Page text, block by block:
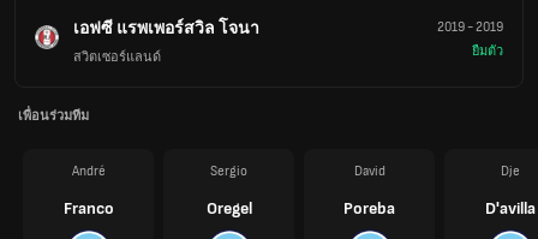
เอฟซี แรพเพอร์สวิล โจนา
สวิตเซอร์แลนด์
2019-2019
ยืมตัว
เพื่อนร่วมทีม
André
Franco
Sergio
Oregel
David
Poreba
Dje
D'avilla